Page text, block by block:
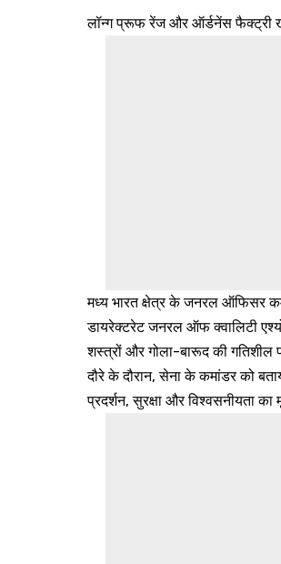
लॉन्ग प्रूफ रेंज और ऑर्डनेंस फैक्ट्री
मध्य भारत क्षेत्र के जनरल ऑफिसर
डायरेक्टरेट जनरल ऑफ क्वालिटी
शस्त्रों और गोला-बारूद की गतिशील
दौरे के दौरान, सेना के कमांडर को
प्रदर्शन, सुरक्षा और विश्वसनीयता